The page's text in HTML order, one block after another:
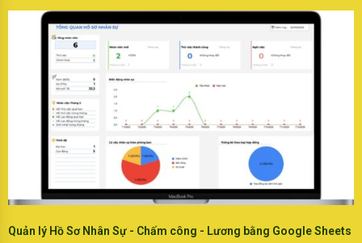
Quản lý Hồ Sơ Nhân Sự - Chấm công - Lương bằng Google Sheets